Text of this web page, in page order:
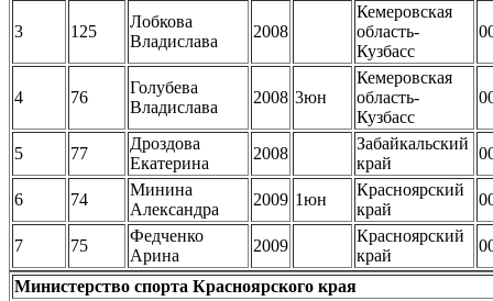
3 125
Лобкова
Владислава
2008
Кемеровская
область-
Кузбасс
4 76
Голубева
Владислава
2008 3юн
Кемеровская
область-
Кузбасс
5 77
Дроздова
Екатерина
2008
Забайкальский
край
6 74
Минина
Александра
2009 1юн
Красноярский
край
7 75
Федченко
Арина
2009
Красноярский
край
Министерство спорта Красноярского края